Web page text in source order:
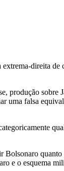
direita
produção sobre
uma falsa
e o esquema